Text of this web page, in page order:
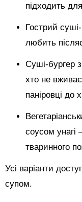
підходить
Гострий
любить
Суші-бургер
хто не
паніровці до
соусом унагі
тваринного
Усі варіанти
супом.